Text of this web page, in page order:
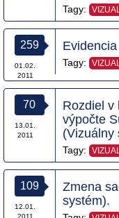
Tagy:
259
01.02.
2011
Tagy:
70
13.01.
2011
Rozdiel v
výpočte
(Vizuálny
Tagy:
109
12.01.
2011
Zmena
systém).